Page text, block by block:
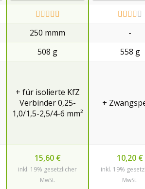
250 mmm
-
508 g 558 g
+ für isolierte KfZ
Verbinder 0,25-
1,0/1,5-2,5/4-6 mm²
+
15,60 €
inkl. 19% gesetzlicher
MwSt.
10,20 €
inkl. 19%
MwSt.